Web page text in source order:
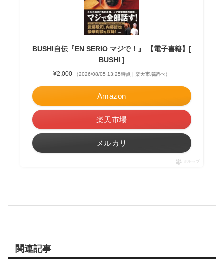
BUSHI自伝『EN SERIO マジで！』 【電子書籍】[
BUSHI ]
¥2,000 （2026/08/05 13:25時点 | 楽天市場調べ）
Amazon
楽天市場
メルカリ
ポチップ
関連記事